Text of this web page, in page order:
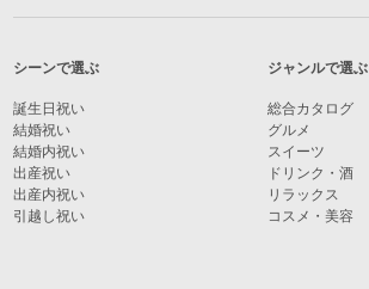
シーンで選ぶ
誕生日祝い
結婚祝い
結婚内祝い
出産祝い
出産内祝い
引越し祝い
ジャンルで選ぶ
総合カタログ
グルメ
スイーツ
ドリンク・酒
リラックス
コスメ・美容